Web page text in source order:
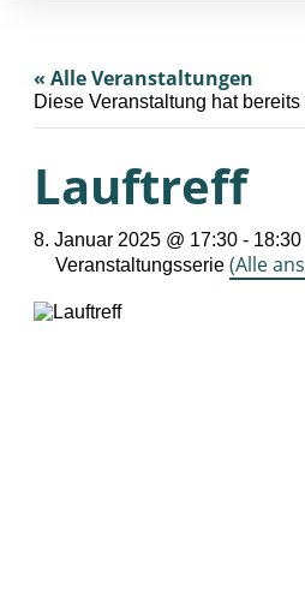
« Alle Veranstaltungen
Diese Veranstaltung hat
Lauftreff
8. Januar 2025 @ 17:30 - 18:30
Veranstaltungsserie (Alle